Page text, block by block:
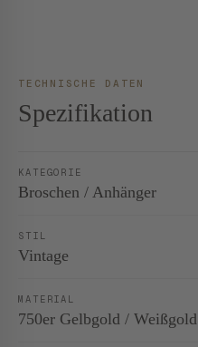
TECHNISCHE DATEN
Spezifikation
KATEGORIE
Broschen / Anhänger
STIL
Vintage
MATERIAL
750er Gelbgold / Weißgold